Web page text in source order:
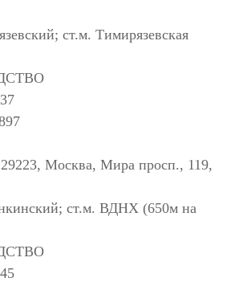
ст.м. Тимирязевская
Москва, Мира просп., 119,
ст.м. ВДНХ (650м на